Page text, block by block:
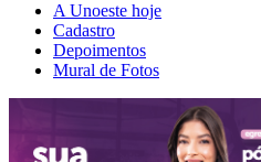
A Unoeste hoje
Cadastro
Depoimentos
Mural de Fotos